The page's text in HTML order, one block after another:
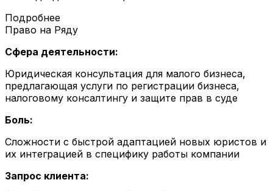
Подробнее
Право на Ряду
Сфера деятельности:
Юридическая консультация для малого бизнеса,
предлагающая услуги по регистрации бизнеса,
налоговому консалтингу и защите прав в суде
Боль:
Сложности с быстрой адаптацией новых юристов и
их интеграцией в специфику работы компании
Запрос клиента: